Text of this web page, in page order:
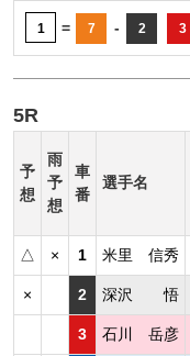
1 = 7 - 2 3
5R
予
想
雨
予
想
車
番
選手名
△ × 1 米里 信秀
× 2 深沢 悟
3 石川 岳彦